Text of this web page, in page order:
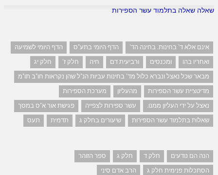
שאלה שאלה בתלמוד עשר הספירות
אינם אלא ד' בחינות. בחינה הד' הדף היומי בתע"ס
הדף היומי לשמיעה
ואחריו בהו
ומכנסים ורביעית דם חיה חלק ז'
חלק יג
מבאר שכל נאצל ונברא כלול מד' בחינות עביות הנ"ל שהן נקראות חו"ב תו"מ
מדיטציית עשר הספירות
מהעליון
מערכת הספירות
נאצל על ידי העליון ממנו.
עשר ספירות לצפייה
פגישת אור א"ס במסך
שאלות בתלמוד עשר הספירות
שיעורים בחלק ג תדמית תעס
הנה הם נודעים חלק ד חלק ג
ספר הזוהר
הסתכלות פנימית חלק ג
הרב אדם סיני